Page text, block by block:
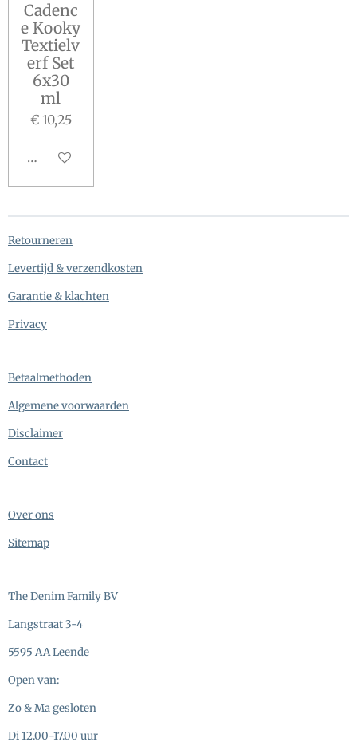
Cadenc
e Kooky
Textielv
erf Set
6x30
ml
€ 10,25
In winkelwagen
Retourneren
Levertijd & verzendkosten
Garantie & klachten
Privacy
Betaalmethoden
Algemene voorwaarden
Disclaimer
Contact
Over ons
Sitemap
The Denim Family BV
Langstraat 3-4
5595 AA Leende
Open van:
Zo & Ma gesloten
Di 12.00-17.00 uur